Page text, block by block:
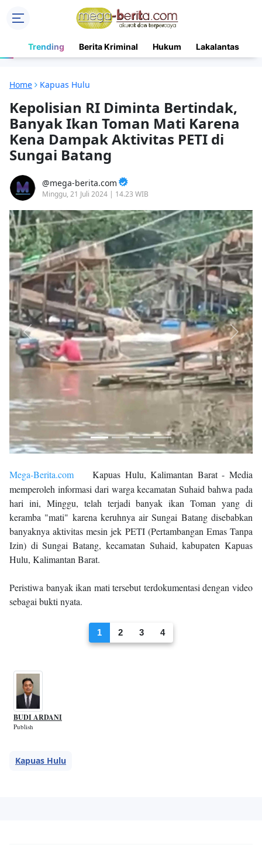
Trending Berita Kriminal Hukum Lakalantas
Home Kapuas Hulu
Kepolisian RI Diminta Bertindak,
Banyak Ikan Toman Mati Karena
Kena Dampak Aktivitas PETI di
Sungai Batang
mega-berita.com
Minggu, 21 Juli 2024 | 14.23 WIB
Previous Next
Mega-Berita.com Kapuas Hulu, Kalimantan Barat - Media
memperoleh informasi dari warga kecamatan Suhaid bahwa pada
hari ini, Minggu, telah terjadi banyak ikan Toman yang di
keramba "mati" karena keruhnya air Sungai Batang disebabkan
banyaknya aktivitas mesin jek PETI (Pertambangan Emas Tanpa
Izin) di Sungai Batang, kecamatan Suhaid, kabupaten Kapuas
Hulu, Kalimantan Barat.
Peristiwa banyak ikan mati tersebut terdokumentasi dengan video
sebagai bukti nyata.
1 2 3 4
BUDI ARDANI
Publish
Kapuas Hulu